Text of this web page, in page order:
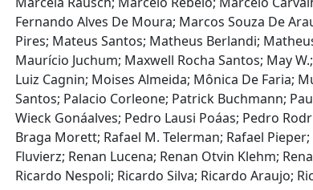
Fernando Alves De Moura; Marcos Souza De
Pires; Mateus Santos; Matheus Berlandi;
Maurício Juchum; Maxwell Rocha Santos; May
Luiz Cagnin; Moises Almeida; Mônica De Faria;
Santos; Palacio Corleone; Patrick Buchmann;
Wieck Gonáalves; Pedro Lausi Poáas; Pedro
Braga Morett; Rafael M. Telerman; Rafael
Fluvierz; Renan Lucena; Renan Otvin Klehm;
Ricardo Nespoli; Ricardo Silva; Ricardo Araujo;